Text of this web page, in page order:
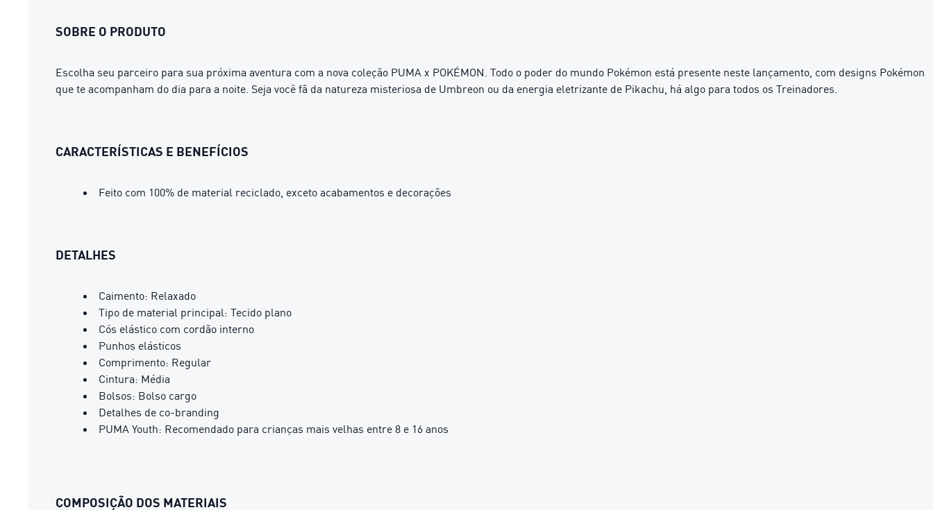
SOBRE O PRODUTO
Escolha seu parceiro para sua próxima aventura com a nova coleção PUMA x POKÉMON. Todo o poder do mundo Pokémon está presente neste lançamento, com designs Pokémon
que te acompanham do dia para a noite. Seja você fã da natureza misteriosa de Umbreon ou da energia eletrizante de Pikachu, há algo para todos os Treinadores.
CARACTERÍSTICAS E BENEFÍCIOS
Feito com 100% de material reciclado, exceto acabamentos e decorações
DETALHES
Caimento: Relaxado
Tipo de material principal: Tecido plano
Cós elástico com cordão interno
Punhos elásticos
Comprimento: Regular
Cintura: Média
Bolsos: Bolso cargo
Detalhes de co-branding
PUMA Youth: Recomendado para crianças mais velhas entre 8 e 16 anos
COMPOSIÇÃO DOS MATERIAIS